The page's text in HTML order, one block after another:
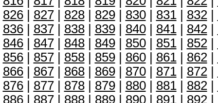
826| 827| 828| 829| 830| 831| 832|
836| 837| 838| 839| 840| 841| 842|
846| 847| 848| 849| 850| 851| 852|
856| 857| 858| 859| 860| 861| 862|
866| 867| 868| 869| 870| 871| 872|
876| 877| 878| 879| 880| 881| 882|
886| 887| 888| 889| 890| 891| 892|